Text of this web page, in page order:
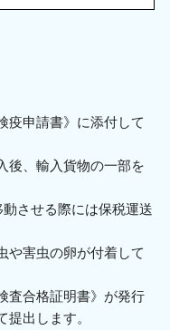
疫申請書》に添付して
後、輸入貨物の一部を
させる際には保税運送
や害虫の卵が付着して
合格証明書》が発行
出します。